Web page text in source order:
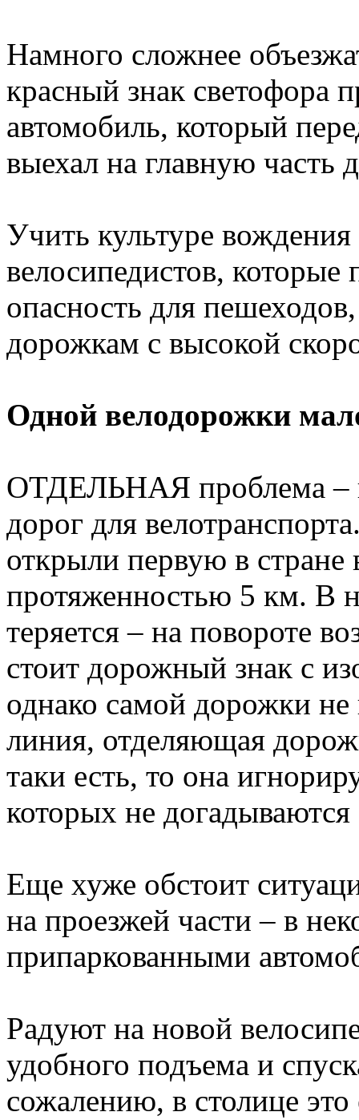
Намного сложнее
красный знак светофора
автомобиль, который
выехал на главную часть
Учить культуре
велосипедистов,
опасность для
дорожкам с высокой
Одной велодорожки
ОТДЕЛЬНАЯ проблема –
дорог для
открыли первую в
протяженностью 5 км. В
теряется – на повороте
стоит дорожный знак с
однако самой дорожки не
линия, отделяющая
таки есть, то она
которых не
Еще хуже обстоит
на проезжей части – в
припаркованными
Радуют на новой
удобного подъема и
сожалению, в столице